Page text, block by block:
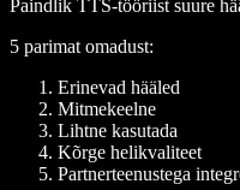
Paindlik TTS-tööriist suure
5 parimat omadust:
Erinevad hääled
Mitmekeelne
Lihtne kasutada
Kõrge helikvaliteet
Partnerteenustega